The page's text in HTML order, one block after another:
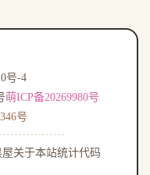
号-4
萌ICP备20269980号
号
关于本站统计代码